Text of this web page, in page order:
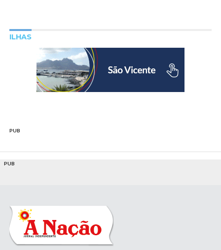
ILHAS
PUB
PUB